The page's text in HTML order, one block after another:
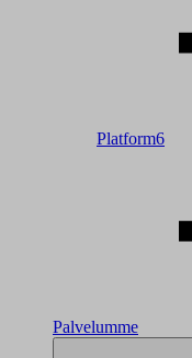
Platform6
Palvelumme